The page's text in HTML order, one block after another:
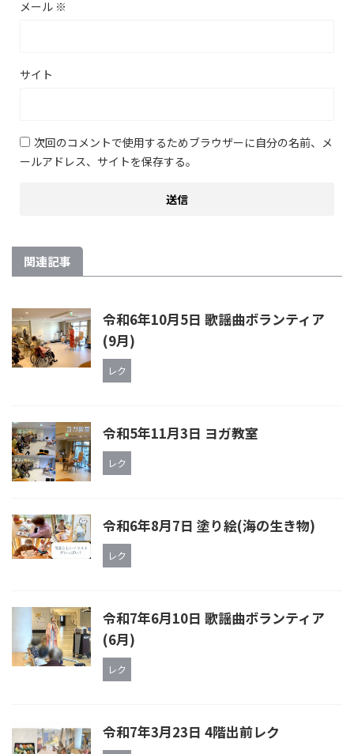
メール ※
サイト
次回のコメントで使用するためブラウザーに自分の名前、メ
ールアドレス、サイトを保存する。
関連記事
令和6年10月5日 歌謡曲ボランティア
(9月)
レク
令和5年11月3日 ヨガ教室
レク
令和6年8月7日 塗り絵(海の生き物)
レク
令和7年6月10日 歌謡曲ボランティア
(6月)
レク
令和7年3月23日 4階出前レク